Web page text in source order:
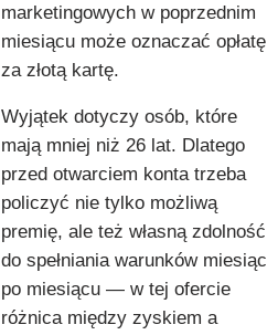
marketingowych w poprzednim
miesiącu może oznaczać opłatę
za złotą kartę.
Wyjątek dotyczy osób, które
mają mniej niż 26 lat. Dlatego
przed otwarciem konta trzeba
policzyć nie tylko możliwą
premię, ale też własną zdolność
do spełniania warunków miesiąc
po miesiącu — w tej ofercie
różnica między zyskiem a